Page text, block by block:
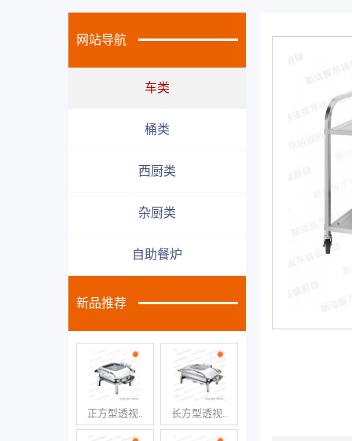
网站导航
车类
桶类
西厨类
杂厨类
自助餐炉
新品推荐
正方型透视.. 长方型透视..